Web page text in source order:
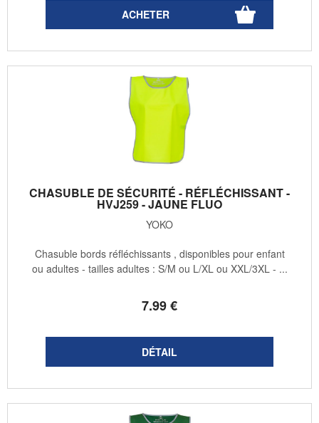
CHASUBLE DE SÉCURITÉ - RÉFLÉCHISSANT -
HVJ259 - JAUNE FLUO
YOKO
7.99€
Chasuble bords réfléchissants , disponibles pour enfant
ou adultes - tailles adultes : S/M ou L/XL ou XXL/3XL - ...